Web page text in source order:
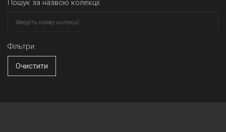
Пошук за назвою колекції:
Фільтри:
Очистити